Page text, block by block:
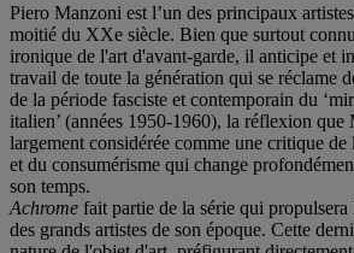
Piero Manzoni est l’un des principaux
moitié du XXe siècle. Bien que surtout
ironique de l'art d'avant-garde, il anticipe et
travail de toute la génération qui se réclame
de la période fasciste et contemporain du
italien’ (années 1950-1960), la réflexion que
largement considérée comme une critique de
et du consumérisme qui change
son temps.
Achrome fait partie de la série qui
des grands artistes de son époque. Cette